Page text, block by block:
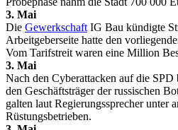
3. Mai
Die Gewerkschaft IG Bau kündigte
Arbeitgeberseite hatte den
Vom Tarifstreit waren eine Million
3. Mai
Nach den Cyberattacken auf die
den Geschäftsträger der russischen
galten laut Regierungssprecher unter
Rüstungsbetrieben.